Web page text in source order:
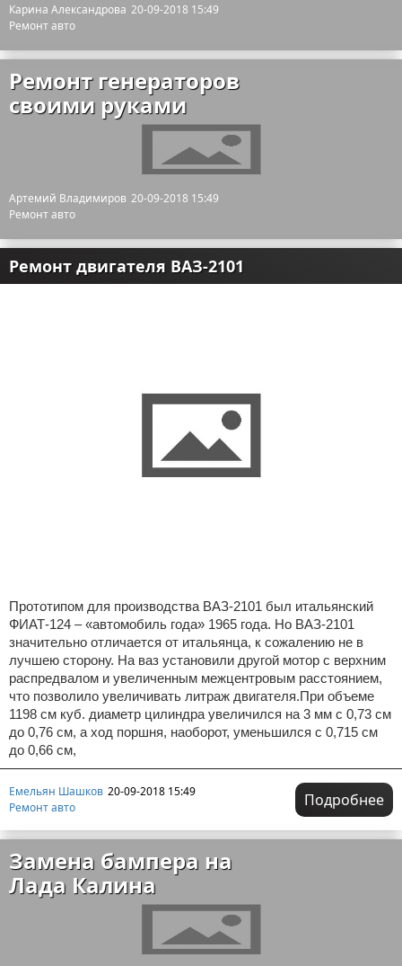
Карина Александрова 20-09-2018 15:49
Ремонт авто
Ремонт генераторов
своими руками
Артемий Владимиров 20-09-2018 15:49
Ремонт авто
Ремонт двигателя ВАЗ-2101
Прототипом для производства ВАЗ-2101 был итальянский
ФИАТ-124 – «автомобиль года» 1965 года. Но ВАЗ-2101
значительно отличается от итальянца, к сожалению не в
лучшею сторону. На ваз установили другой мотор с верхним
распредвалом и увеличенным межцентровым расстоянием,
что позволило увеличивать литраж двигателя.При объеме
1198 см куб. диаметр цилиндра увеличился на 3 мм с 0,73 см
до 0,76 см, а ход поршня, наоборот, уменьшился с 0,715 см
до 0,66 см,
Емельян Шашков 20-09-2018 15:49
Ремонт авто
Подробнее
Замена бампера на
Лада Калина